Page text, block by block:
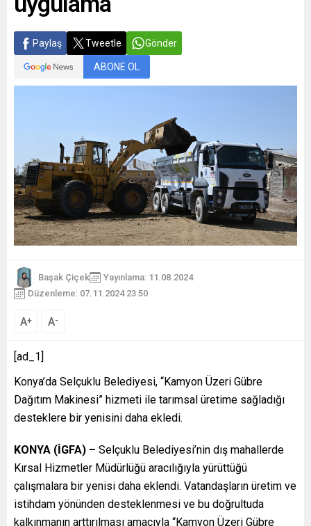
Paylaş Tweetle Gönder
ABONE OL
Başak Çiçek
Yayınlama: 11.08.2024
Düzenleme: 07.11.2024 23:50
A+ A-
[ad_1]
Konya’da Selçuklu Belediyesi, “Kamyon Üzeri Gübre
Dağıtım Makinesi” hizmeti ile tarımsal üretime sağladığı
desteklere bir yenisini daha ekledi.
KONYA (İGFA) – Selçuklu Belediyesi’nin dış mahallerde
Kırsal Hizmetler Müdürlüğü aracılığıyla yürüttüğü
çalışmalara bir yenisi daha eklendi. Vatandaşların üretim ve
istihdam yönünden desteklenmesi ve bu doğrultuda
kalkınmanın arttırılması amacıyla “Kamyon Üzeri Gübre